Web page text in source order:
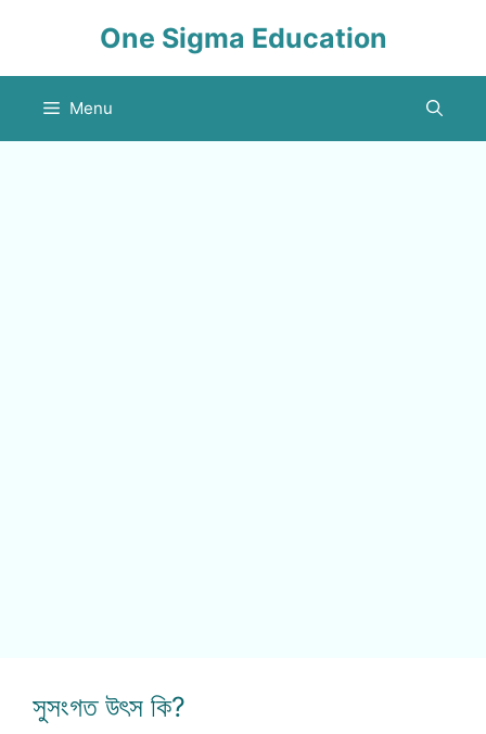
One Sigma Education
Menu
সুসংগত উৎস কি?